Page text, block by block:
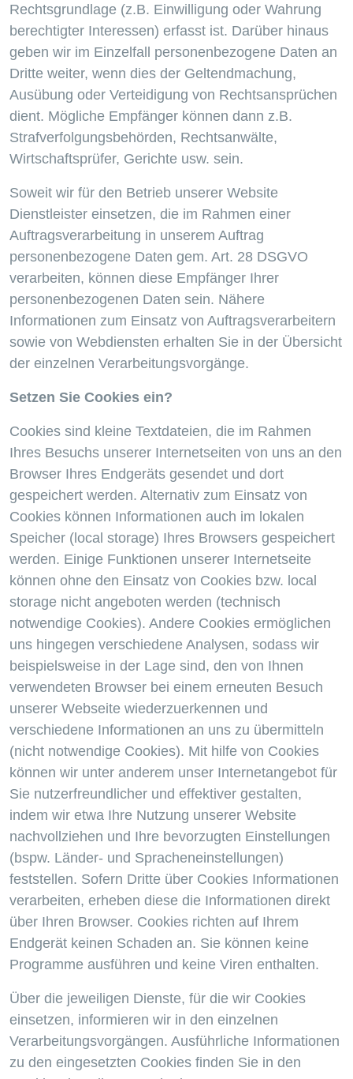
Rechtsgrundlage (z.B. Einwilligung oder Wahrung
berechtigter Interessen) erfasst ist. Darüber hinaus
geben wir im Einzelfall personenbezogene Daten an
Dritte weiter, wenn dies der Geltendmachung,
Ausübung oder Verteidigung von Rechtsansprüchen
dient. Mögliche Empfänger können dann z.B.
Strafverfolgungsbehörden, Rechtsanwälte,
Wirtschaftsprüfer, Gerichte usw. sein.
Soweit wir für den Betrieb unserer Website
Dienstleister einsetzen, die im Rahmen einer
Auftragsverarbeitung in unserem Auftrag
personenbezogene Daten gem. Art. 28 DSGVO
verarbeiten, können diese Empfänger Ihrer
personenbezogenen Daten sein. Nähere
Informationen zum Einsatz von Auftragsverarbeitern
sowie von Webdiensten erhalten Sie in der Übersicht
der einzelnen Verarbeitungsvorgänge.
Setzen Sie Cookies ein?
Cookies sind kleine Textdateien, die im Rahmen
Ihres Besuchs unserer Internetseiten von uns an den
Browser Ihres Endgeräts gesendet und dort
gespeichert werden. Alternativ zum Einsatz von
Cookies können Informationen auch im lokalen
Speicher (local storage) Ihres Browsers gespeichert
werden. Einige Funktionen unserer Internetseite
können ohne den Einsatz von Cookies bzw. local
storage nicht angeboten werden (technisch
notwendige Cookies). Andere Cookies ermöglichen
uns hingegen verschiedene Analysen, sodass wir
beispielsweise in der Lage sind, den von Ihnen
verwendeten Browser bei einem erneuten Besuch
unserer Webseite wiederzuerkennen und
verschiedene Informationen an uns zu übermitteln
(nicht notwendige Cookies). Mit hilfe von Cookies
können wir unter anderem unser Internetangebot für
Sie nutzerfreundlicher und effektiver gestalten,
indem wir etwa Ihre Nutzung unserer Website
nachvollziehen und Ihre bevorzugten Einstellungen
(bspw. Länder- und Spracheneinstellungen)
feststellen. Sofern Dritte über Cookies Informationen
verarbeiten, erheben diese die Informationen direkt
über Ihren Browser. Cookies richten auf Ihrem
Endgerät keinen Schaden an. Sie können keine
Programme ausführen und keine Viren enthalten.
Über die jeweiligen Dienste, für die wir Cookies
einsetzen, informieren wir in den einzelnen
Verarbeitungsvorgängen. Ausführliche Informationen
zu den eingesetzten Cookies finden Sie in den